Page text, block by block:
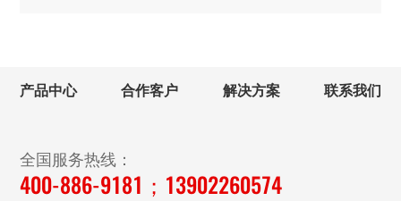
产品中心 合作客户 解决方案 联系我们
全国服务热线：
400-886-9181；13902260574